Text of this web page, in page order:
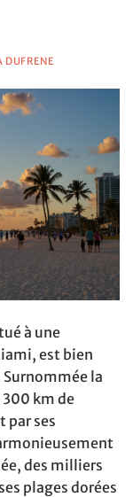
DUFRENE
à une
est bien
la
300 km de
par ses
des milliers
plages dorées